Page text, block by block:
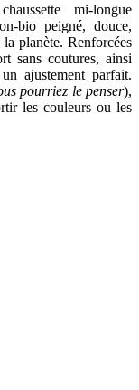
mi-longue
bio peigné, douce,
planète. Renforcées
sans coutures, ainsi
ajustement parfait.
pourriez le penser),
les couleurs ou les